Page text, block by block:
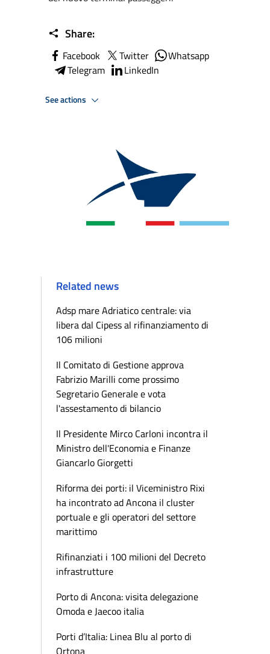
Share:
Facebook Twitter
Whatsapp
Telegram
LinkedIn
See actions
Related news
Adsp mare Adriatico centrale: via
libera dal Cipess al rifinanziamento di
106 milioni
Il Comitato di Gestione approva
Fabrizio Marilli come prossimo
Segretario Generale e vota
l'assestamento di bilancio
Il Presidente Mirco Carloni incontra il
Ministro dell'Economia e Finanze
Giancarlo Giorgetti
Riforma dei porti: il Viceministro Rixi
ha incontrato ad Ancona il cluster
portuale e gli operatori del settore
marittimo
Rifinanziati i 100 milioni del Decreto
infrastrutture
Porto di Ancona: visita delegazione
Omoda e Jaecoo italia
Porti d’Italia: Linea Blu al porto di
Ortona